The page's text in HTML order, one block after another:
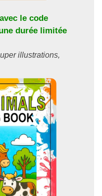
le code
durée limitée
illustrations,